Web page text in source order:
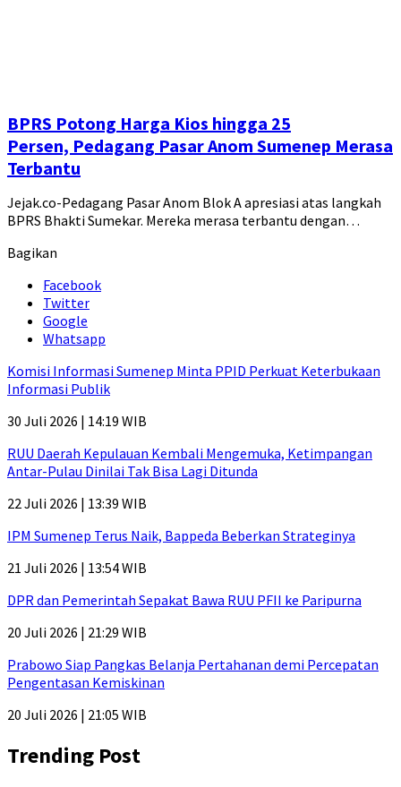
BPRS Potong Harga Kios hingga 25
Persen, Pedagang Pasar Anom Sumenep Merasa
Terbantu
Jejak.co-Pedagang Pasar Anom Blok A apresiasi atas langkah
BPRS Bhakti Sumekar. Mereka merasa terbantu dengan…
Bagikan
Facebook
Twitter
Google
Whatsapp
Komisi Informasi Sumenep Minta PPID Perkuat Keterbukaan
Informasi Publik
30 Juli 2026 | 14:19 WIB
RUU Daerah Kepulauan Kembali Mengemuka, Ketimpangan
Antar-Pulau Dinilai Tak Bisa Lagi Ditunda
22 Juli 2026 | 13:39 WIB
IPM Sumenep Terus Naik, Bappeda Beberkan Strateginya
21 Juli 2026 | 13:54 WIB
DPR dan Pemerintah Sepakat Bawa RUU PFII ke Paripurna
20 Juli 2026 | 21:29 WIB
Prabowo Siap Pangkas Belanja Pertahanan demi Percepatan
Pengentasan Kemiskinan
20 Juli 2026 | 21:05 WIB
Trending Post